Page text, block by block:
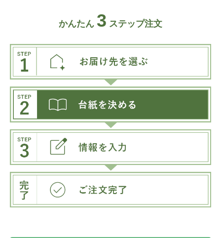
かんたん 3 ステップ注文